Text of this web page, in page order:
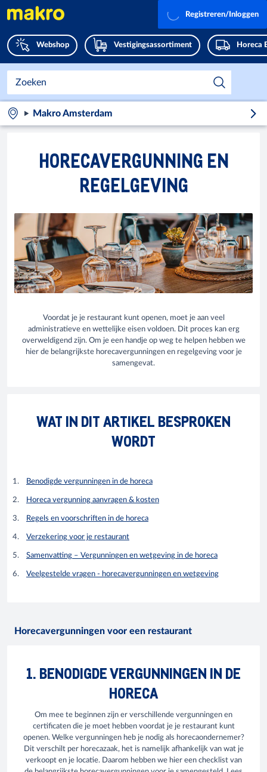
Webshop Vestigingsassortiment Horeca
Registreren/Inloggen
Makro Amsterdam
HORECAVERGUNNING EN
REGELGEVING
Voordat je je restaurant kunt openen, moet je aan veel
administratieve en wettelijke eisen voldoen. Dit proces kan erg
overweldigend zijn. Om je een handje op weg te helpen hebben we
hier de belangrijkste horecavergunningen en regelgeving voor je
samengevat.
WAT IN DIT ARTIKEL BESPROKEN
WORDT
Benodigde vergunningen in de horeca
Horeca vergunning aanvragen & kosten
Regels en voorschriften in de horeca
Verzekering voor je restaurant
Samenvatting – Vergunningen en wetgeving in de horeca
Veelgestelde vragen - horecavergunningen en wetgeving
Horecavergunningen voor een restaurant
1. BENODIGDE VERGUNNINGEN IN DE
HORECA
Om mee te beginnen zijn er verschillende vergunningen en
certificaten die je moet hebben voordat je je restaurant kunt
openen. Welke vergunningen heb je nodig als horecaondernemer?
Dit verschilt per horecazaak, het is namelijk afhankelijk van wat je
verkoopt en je locatie. Daarom hebben we hier een checklist van